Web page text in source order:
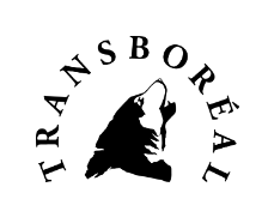
Buiron Daphné
Busquet Gérard
Cagnat René
Calonne Marc-Antoine
Calvez Tangi
Cann Typhaine
Carbonnaux Stéphan
Caritey Rémi
Carrau Noak
Caufriez Anne
Chérel Guillaume
Chambost Germain